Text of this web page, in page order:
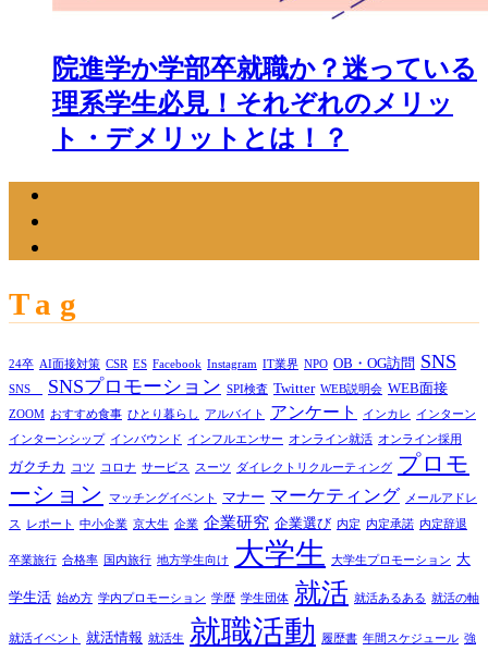
院進学か学部卒就職か？迷っている
理系学生必見！それぞれのメリッ
ト・デメリットとは！？
Tag
24卒 AI面接対策 CSR ES Facebook Instagram IT業界 NPO OB・OG訪問 SNS
SNS SNSプロモーション SPI検査 Twitter WEB説明会 WEB面接
ZOOM おすすめ食事 ひとり暮らし アルバイト アンケート インカレ インターン
インターンシップ インバウンド インフルエンサー オンライン就活 オンライン採用
ガクチカ コツ コロナ サービス スーツ ダイレクトリクルーティング プロモ
ーション
マッチングイベント マナー マーケティング メールアドレ
ス レポート 中小企業 京大生 企業 企業研究 企業選び 内定 内定承諾 内定辞退
卒業旅行 合格率 国内旅行 地方学生向け 大学生 大学生プロモーション 大
学生活 始め方 学内プロモーション 学歴 学生団体 就活 就活あるある 就活の軸
就活イベント 就活情報 就活生 就職活動 履歴書 年間スケジュール 強